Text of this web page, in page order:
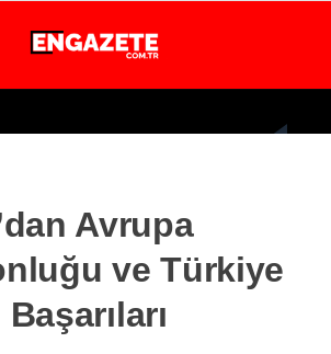
32.4
İSTANBUL
Avrupa
ve Türkiye